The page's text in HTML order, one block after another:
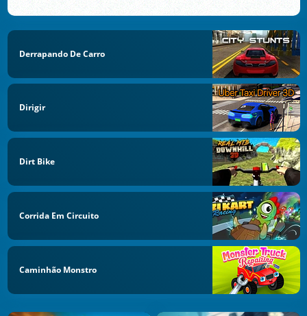
Derrapando De Carro
Dirigir
Dirt Bike
Corrida Em Circuito
Caminhão Monstro